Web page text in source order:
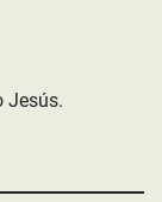
Jesús.